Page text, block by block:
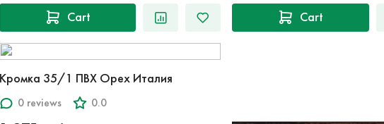
Cart Cart
Кромка 35/1 ПВХ Орех Италия
0 reviews 0.0